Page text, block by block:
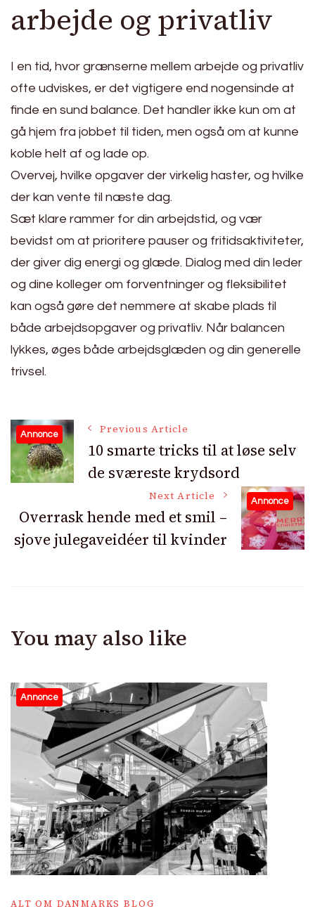
arbejde og privatliv
I en tid, hvor grænserne mellem arbejde og privatliv
ofte udviskes, er det vigtigere end nogensinde at
finde en sund balance. Det handler ikke kun om at
gå hjem fra jobbet til tiden, men også om at kunne
koble helt af og lade op.
Overvej, hvilke opgaver der virkelig haster, og hvilke
der kan vente til næste dag.
Sæt klare rammer for din arbejdstid, og vær
bevidst om at prioritere pauser og fritidsaktiviteter,
der giver dig energi og glæde. Dialog med din leder
og dine kolleger om forventninger og fleksibilitet
kan også gøre det nemmere at skabe plads til
både arbejdsopgaver og privatliv. Når balancen
lykkes, øges både arbejdsglæden og din generelle
trivsel.
Post
Navigation
Annonce Previous Article
10 smarte tricks til at løse selv
de sværeste krydsord
Annonce
Next Article
Overrask hende med et smil –
sjove julegaveidéer til kvinder
You may also like
Annonce
ALT OM DANMARKS BLOG